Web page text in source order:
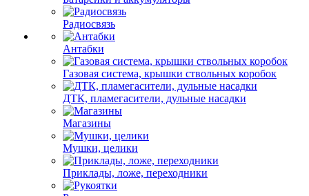
Радиосвязь
Антабки
Газовая система, крышки ствольных коробок
ДТК, пламегасители, дульные насадки
Магазины
Мушки, целики
Приклады, ложе, переходники